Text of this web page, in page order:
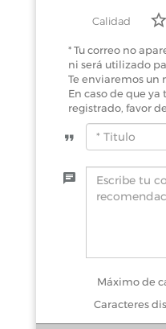
Calidad
* Tu correo no
ni será utilizado
Te enviaremos un
En caso de que
registrado, favor de
Máximo de
Caracteres